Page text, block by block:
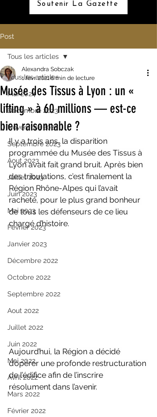
Soutenir La Gazette
Post
Tous les articles
Mai 2024
Décembre 2023
Novembre 2023
Septembre 2023
Aout 2023
Juillet 2023
Juin 2023
Mai 2023
Février 2023
Janvier 2023
Décembre 2022
Octobre 2022
Septembre 2022
Aout 2022
Juillet 2022
Juin 2022
Mai 2022
Avril 2022
Mars 2022
Février 2022
Tous les articles
Musée des Tissus à Lyon : un «
lifting » à 60 millions — est-ce
bien raisonnable ?
Alexandra Sobczak
1 févr. 20216 min de lecture
Il y a trois ans, la disparition
programmée du Musée des Tissus à
Lyon avait fait grand bruit. Après bien
des tribulations, c’est finalement la
Région Rhône-Alpes qui l’avait
racheté, pour le plus grand bonheur
de tous les défenseurs de ce lieu
chargé d’histoire.
Aujourd’hui, la Région a décidé
d’opérer une profonde restructuration
de l’édifice afin de l’inscrire
résolument dans l’avenir.